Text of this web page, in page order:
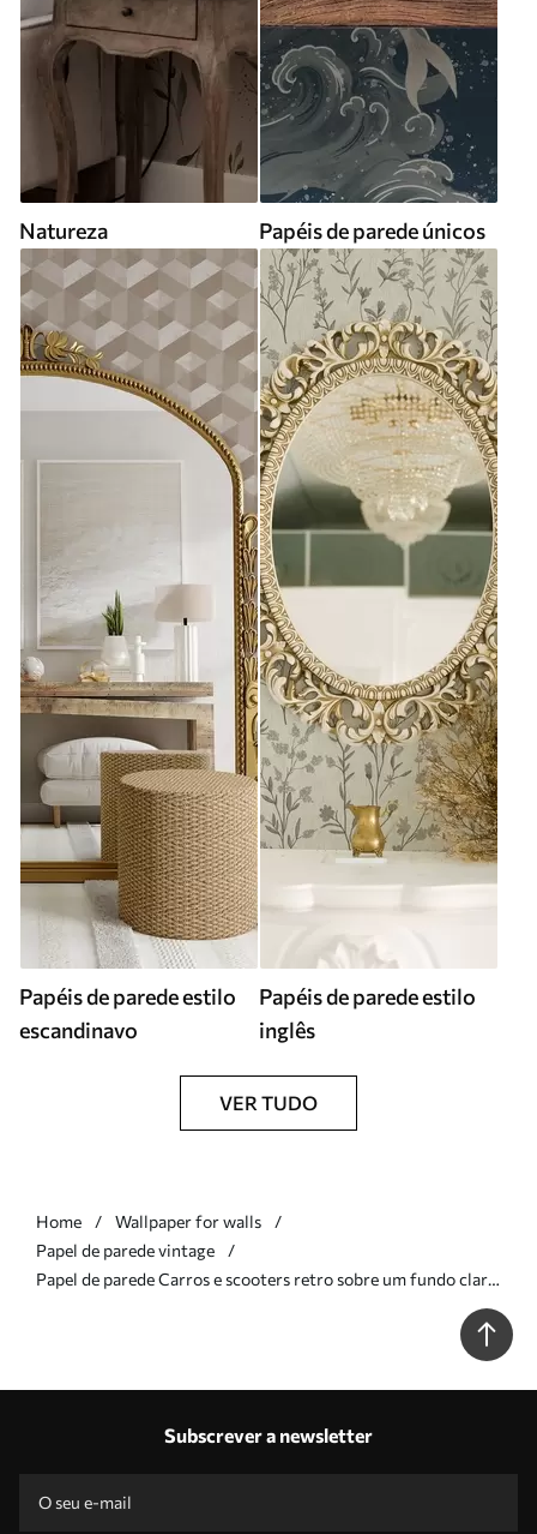
Natureza Papéis de parede únicos
Papéis de parede estilo
escandinavo
Papéis de parede estilo
inglês
VER TUDO
Home
Wallpaper for walls
Papel de parede vintage
Papel de parede Carros e scooters retro sobre um fundo claro
Subscrever a newsletter